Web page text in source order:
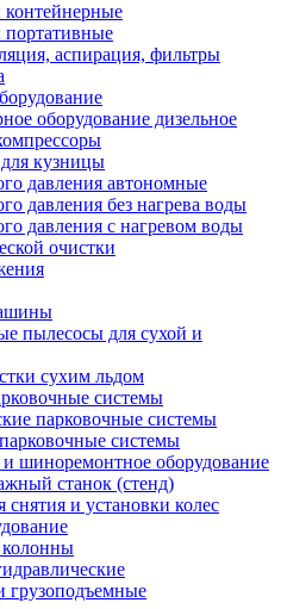
контейнерные
портативные
аспирация, фильтры
оборудование дизельное
кузницы
давления автономные
давления без нагрева воды
давления с нагревом воды
очистки
пылесосы для сухой и
сухим льдом
системы
парковочные системы
системы
шиноремонтное оборудование
станок (стенд)
снятия и установки колес
грузоподъемные